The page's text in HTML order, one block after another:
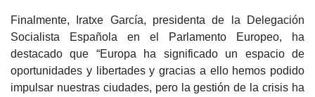
Finalmente, Iratxe García, presidenta de la Delegación
Socialista Española en el Parlamento Europeo, ha
destacado que “Europa ha significado un espacio de
oportunidades y libertades y gracias a ello hemos podido
impulsar nuestras ciudades, pero la gestión de la crisis ha